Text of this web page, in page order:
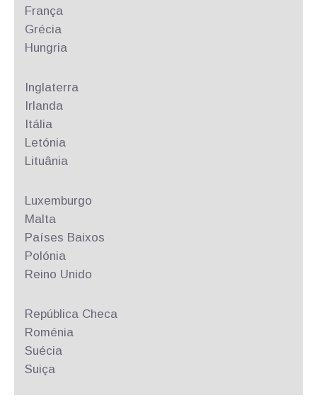
França
Grécia
Hungria
Inglaterra
Irlanda
Itália
Letónia
Lituânia
Luxemburgo
Malta
Países Baixos
Polónia
Reino Unido
República Checa
Roménia
Suécia
Suiça